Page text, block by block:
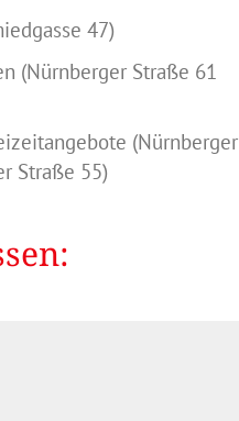
47)
(Nürnberger Straße 61
(Nürnberger
Straße 55)